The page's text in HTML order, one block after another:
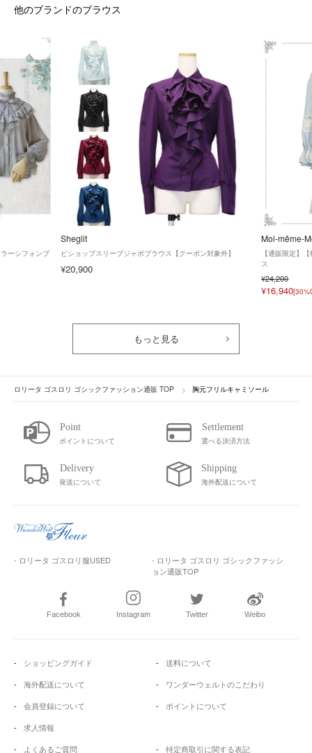
他のブランドのブラウス
ーシフォンブ
Sheglit
ビショップスリーブジャボブラウス【クーポン対象外】
¥20,900
Moi-même-
【通販限定】
ス
¥24,200
¥16,940
もっと見る
ロリータ ゴスロリ ゴシックファッション通販 TOP 胸元フリルキャミソール
ポイントについて 選べる決済方法
発送について 海外配送について
- ロリータ ゴスロリ服USED
- ロリータ ゴスロリ ゴシックファッシ
ョン通販TOP
Facebook Instagram Twitter Weibo
ショッピングガイド
送料について
海外配送について
ワンダーウェルトのこだわり
会員登録について
ポイントについて
求人情報
よくあるご質問
特定商取引に関する表記